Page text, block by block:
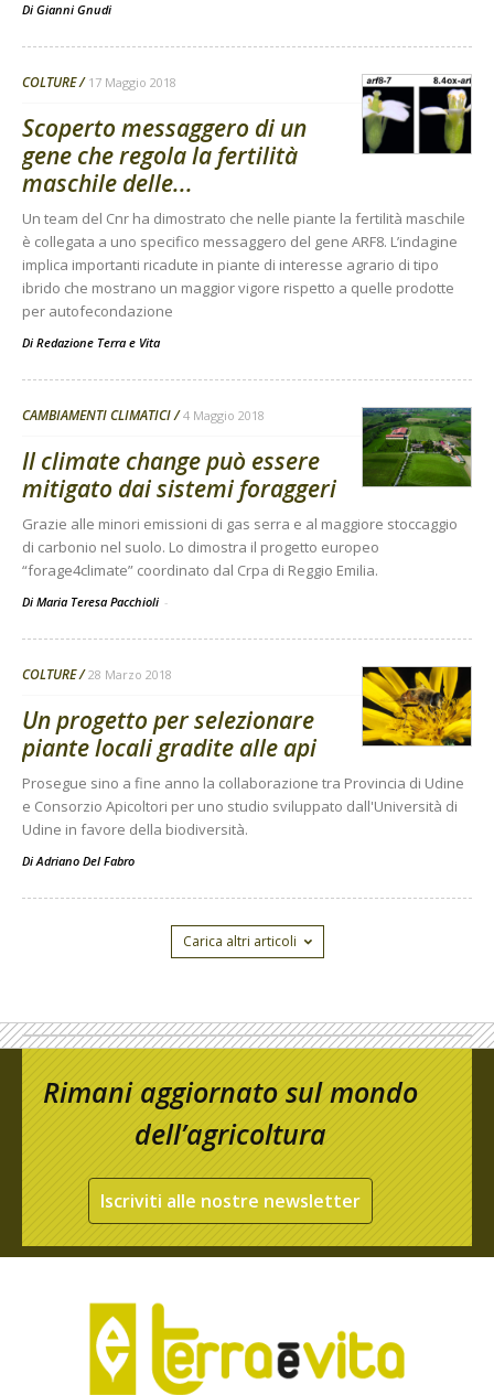
Di Gianni Gnudi
COLTURE 17 Maggio 2018
Scoperto messaggero di un
gene che regola la fertilità
maschile delle...
Un team del Cnr ha dimostrato che nelle piante la fertilità maschile
è collegata a uno specifico messaggero del gene ARF8. L’indagine
implica importanti ricadute in piante di interesse agrario di tipo
ibrido che mostrano un maggior vigore rispetto a quelle prodotte
per autofecondazione
Di Redazione Terra e Vita
CAMBIAMENTI CLIMATICI 4 Maggio 2018
Il climate change può essere
mitigato dai sistemi foraggeri
Grazie alle minori emissioni di gas serra e al maggiore stoccaggio
di carbonio nel suolo. Lo dimostra il progetto europeo
“forage4climate” coordinato dal Crpa di Reggio Emilia.
Di Maria Teresa Pacchioli -
COLTURE 28 Marzo 2018
Un progetto per selezionare
piante locali gradite alle api
Prosegue sino a fine anno la collaborazione tra Provincia di Udine
e Consorzio Apicoltori per uno studio sviluppato dall'Università di
Udine in favore della biodiversità.
DiAdriano Del Fabro
Carica altri articoli
Rimani aggiornato sul mondo
dell’agricoltura
Iscriviti alle nostre newsletter